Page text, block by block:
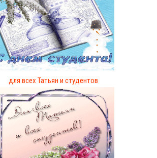
для всех Татьян и студентов